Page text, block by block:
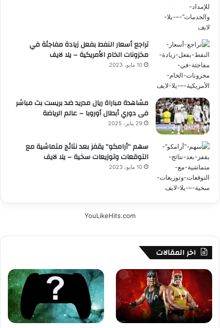
تراجع أسعار النفط بفعل زيادة مفاجئة في
مخزونات الخام الأمريكية – يلا لايف
10 مايو، 2023
مشاهدة مباراة ريال مدريد ضد بريست بث مباشر
فى دوري أبطال أوروبا – عالم الرياضة
29 يناير، 2025
سهم “أرامكو” يقفز بعد نتائج متماشية مع
التوقعات وتوزيعات سخية – يلا لايف
10 مايو، 2023
YouLikeHits.com
اخر المقالات